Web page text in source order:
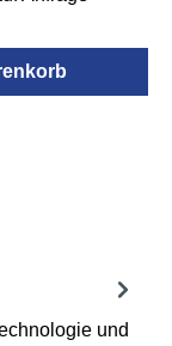
und